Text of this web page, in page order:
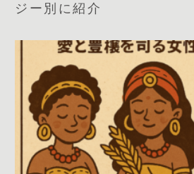
ジー別に紹介